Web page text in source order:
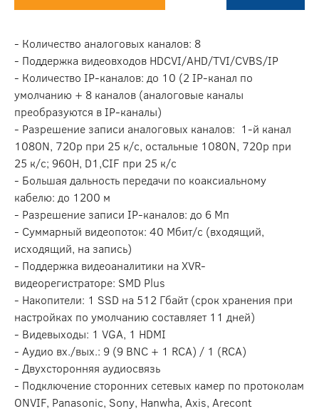
- Количество аналоговых каналов: 8
- Поддержка видеовходов HDCVI/AHD/TVI/CVBS/IP
- Количество IP-каналов: до 10 (2 IP-канал по
умолчанию + 8 каналов (аналоговые каналы
преобразуются в IP-каналы)
- Разрешение записи аналоговых каналов: 1-й канал
1080N, 720p при 25 к/с, остальные 1080N, 720p при
25 к/с; 960H, D1,CIF при 25 к/с
- Большая дальность передачи по коаксиальному
кабелю: до 1200 м
- Разрешение записи IP-каналов: до 6 Мп
- Суммарный видеопоток: 40 Мбит/с (входящий,
исходящий, на запись)
- Поддержка видеоаналитики на XVR-
видеорегистраторе: SMD Plus
- Накопители: 1 SSD на 512 Гбайт (срок хранения при
настройках по умолчанию составляет 11 дней)
- Видевыходы: 1 VGA, 1 HDMI
- Аудио вх./вых.: 9 (9 BNC + 1 RCA) / 1 (RCA)
- Двухсторонняя аудиосвязь
- Подключение сторонних сетевых камер по протоколам
ONVIF, Panasonic, Sony, Hanwha, Axis, Arecont